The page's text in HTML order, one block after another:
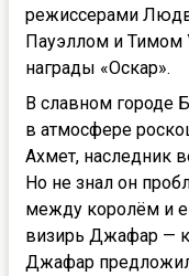
режиссерами
Пауэллом и Тимом
награды «Оскар».
В славном городе
в атмосфере
Ахмет, наследник
Но не знал он
между королём и
визирь Джафар —
Джафар